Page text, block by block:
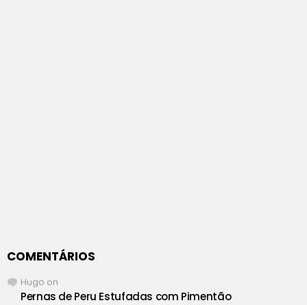
COMENTÁRIOS
Hugo on
Pernas de Peru Estufadas com Pimentão